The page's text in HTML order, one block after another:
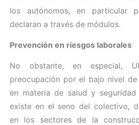
los autónomos, en particular
declaran a través de módulos.
Prevención en riesgos laborales
No obstante, en especial,
preocupación por el bajo nivel
en materia de salud y
existe en el seno del colectivo,
en los sectores de la